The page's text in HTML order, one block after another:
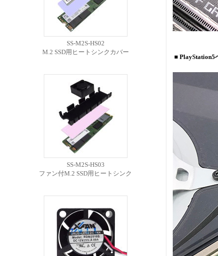
SS-M2S-HS02
M.2 SSD用ヒートシンクカバー
SS-M2S-HS03
ファン付M.2 SSD用ヒートシンク
■ PlayStation5